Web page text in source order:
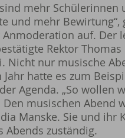
mehr Schülerinnen
und mehr Bewirtung“,
auf. Der
Rektor
Nicht nur musische
hatte es zum
Agenda. „So wollen
musischen Abend
Manske. Sie und ihr
Abends zuständig.